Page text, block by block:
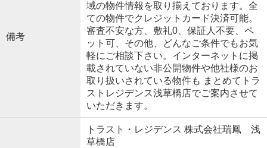
備考
域の物件情報を取り揃えております。全
ての物件でクレジットカード決済可能。
審査不安な方、敷礼0、保証人不要、ペ
ット可、その他、どんなご条件でもお気
軽にご相談下さい。インターネットに掲
載されていない非公開物件や他社様のお
取り扱いされている物件も まとめてトラ
ストレジデンス浅草橋店でご案内させて
いただきます。
トラスト・レジデンス 株式会社瑞鳳 浅
草橋店